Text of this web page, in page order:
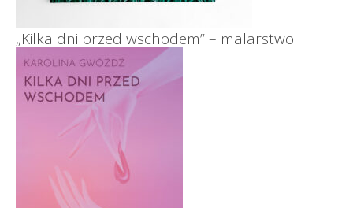
„Kilka dni przed wschodem” – malarstwo